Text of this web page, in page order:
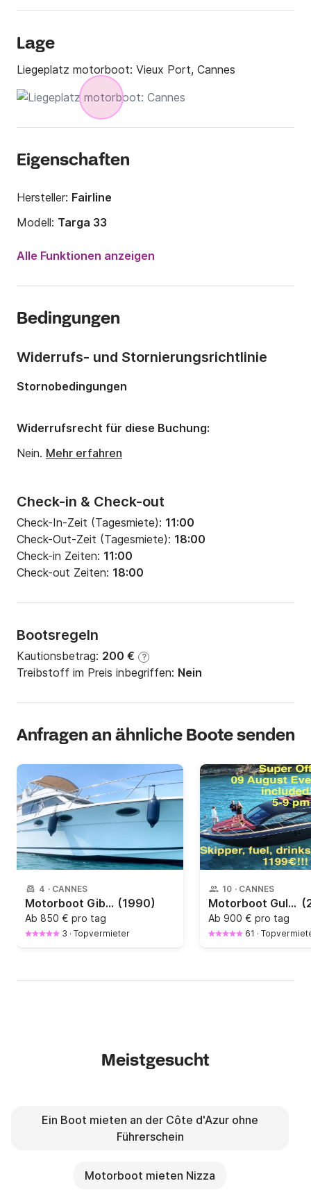
Lage
Liegeplatz motorboot: Vieux Port, Cannes
Eigenschaften
Hersteller: Fairline
Modell: Targa 33
Motorleistung:
Anzahl Plätze an Bord:
Alle Funktionen anzeigen
Bedingungen
Check-in & Check-out
Check-In-Zeit (Tagesmiete): 11:00
Check-Out-Zeit (Tagesmiete): 18:00
Check-in Zeiten: 11:00
Check-out Zeiten: 18:00
Bootsregeln
Kautionsbetrag: 200 € ?
Treibstoff im Preis inbegriffen: Nein
Widerrufs- und Stornierungsrichtlinie
Stornobedingungen
Widerrufsrecht für diese Buchung:
Nein. Mehr erfahren
Anfragen an ähnliche Boote senden
4 · CANNES
Motorboot Gib sea Jamaica 38 600PS (1990)
Ab 850 € pro tag
3 · Topvermieter
10 · CANNES
Motorboot Gulf Craft Oryx 46 Fly 740PS
Ab 900 € pro tag
61 ·
Meistgesucht
Ein Boot mieten an der Côte d'Azur ohne
Führerschein
Motorboot mieten Nizza